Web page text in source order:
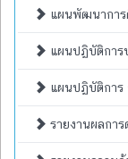
แผนพัฒนากา
แผนปฏิบัติการ
แผนปฏิบัติการ
รายงานผลกา